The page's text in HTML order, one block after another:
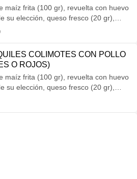
maíz frita (100 gr), revuelta con huevo
su elección, queso fresco (20 gr),
morada y cilantro con montado
COLIMOTES CON POLLO
O ROJOS)
maíz frita (100 gr), revuelta con huevo
su elección, queso fresco (20 gr),
morada y cilantro con montado